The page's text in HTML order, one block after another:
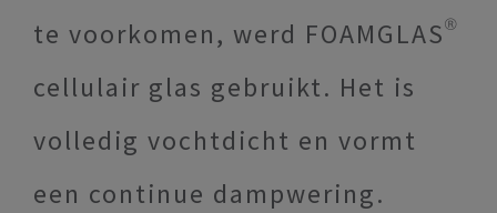
te voorkomen, werd FOAMGLAS®
cellulair glas gebruikt. Het is
volledig vochtdicht en vormt
een continue dampwering.